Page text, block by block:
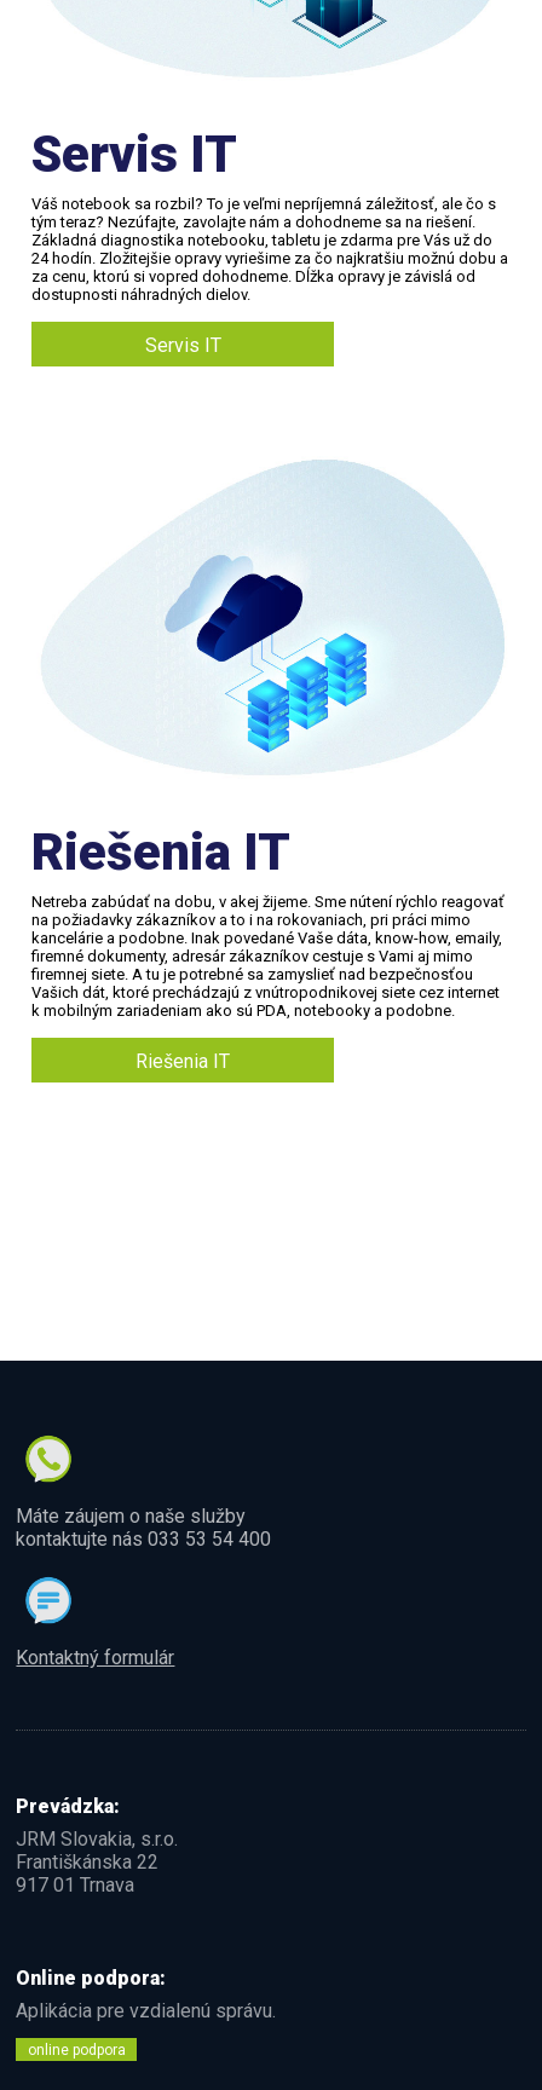
Servis IT
Váš notebook sa rozbil? To je veľmi nepríjemná záležitosť, ale čo s
tým teraz? Nezúfajte, zavolajte nám a dohodneme sa na riešení.
Základná diagnostika notebooku, tabletu je zdarma pre Vás už do
24 hodín. Zložitejšie opravy vyriešime za čo najkratšiu možnú dobu a
za cenu, ktorú si vopred dohodneme. Dĺžka opravy je závislá od
dostupnosti náhradných dielov.
Servis IT
Riešenia IT
Netreba zabúdať na dobu, v akej žijeme. Sme nútení rýchlo reagovať
na požiadavky zákazníkov a to i na rokovaniach, pri práci mimo
kancelárie a podobne. Inak povedané Vaše dáta, know-how, emaily,
firemné dokumenty, adresár zákazníkov cestuje s Vami aj mimo
firemnej siete. A tu je potrebné sa zamyslieť nad bezpečnosťou
Vašich dát, ktoré prechádzajú z vnútropodnikovej siete cez internet
k mobilným zariadeniam ako sú PDA, notebooky a podobne.
Riešenia IT
Máte záujem o naše služby
kontaktujte nás 033 53 54 400
Kontaktný formulár
Prevádzka:
JRM Slovakia, s.r.o.
Františkánska 22
917 01 Trnava
Online podpora:
Aplikácia pre vzdialenú správu.
online podpora